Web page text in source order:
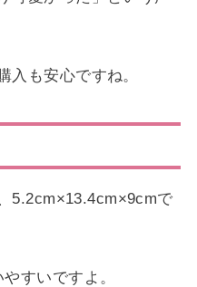
入も安心ですね。
5.2cm×13.4cm×9cmで
すいですよ。